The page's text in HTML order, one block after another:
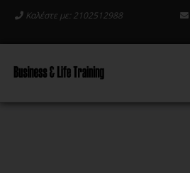
Καλέστε με: 2102512988